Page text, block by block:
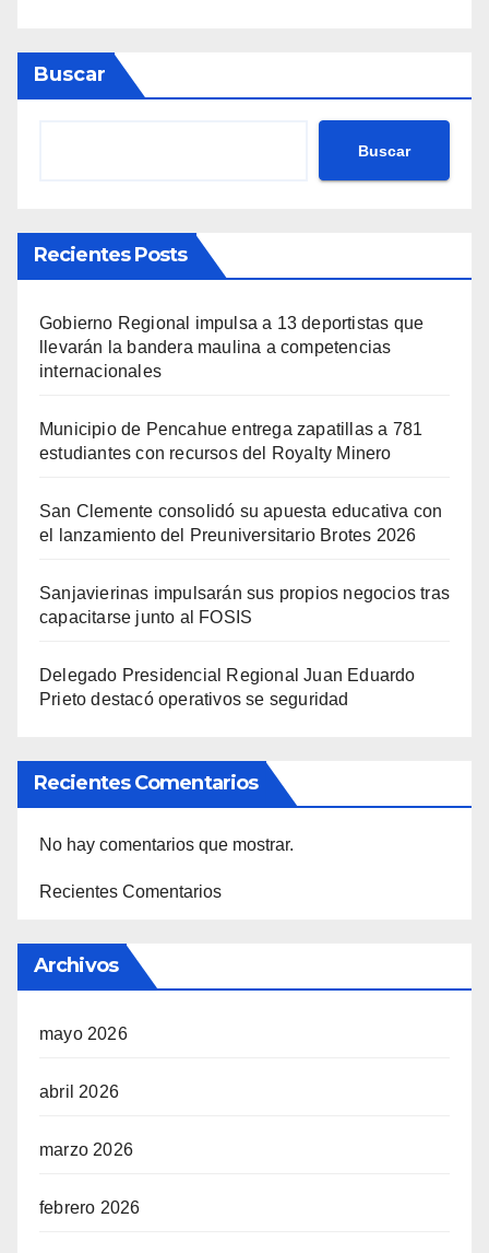
Buscar
Buscar
Recientes Posts
Gobierno Regional impulsa a 13 deportistas que
llevarán la bandera maulina a competencias
internacionales
Municipio de Pencahue entrega zapatillas a 781
estudiantes con recursos del Royalty Minero
San Clemente consolidó su apuesta educativa con
el lanzamiento del Preuniversitario Brotes 2026
Sanjavierinas impulsarán sus propios negocios tras
capacitarse junto al FOSIS
Delegado Presidencial Regional Juan Eduardo
Prieto destacó operativos se seguridad
Recientes Comentarios
No hay comentarios que mostrar.
Recientes Comentarios
Archivos
mayo 2026
abril 2026
marzo 2026
febrero 2026